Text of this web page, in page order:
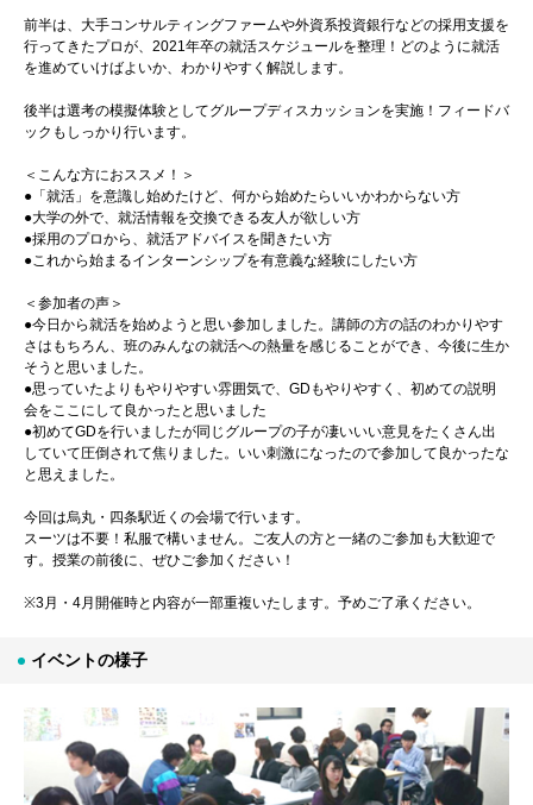
前半は、大手コンサルティングファームや外資系投資銀行などの採用支援を
行ってきたプロが、2021年卒の就活スケジュールを整理！どのように就活
を進めていけばよいか、わかりやすく解説します。
後半は選考の模擬体験としてグループディスカッションを実施！フィードバ
ックもしっかり行います。
＜こんな方におススメ！＞
●「就活」を意識し始めたけど、何から始めたらいいかわからない方
●大学の外で、就活情報を交換できる友人が欲しい方
●採用のプロから、就活アドバイスを聞きたい方
●これから始まるインターンシップを有意義な経験にしたい方
＜参加者の声＞
●今日から就活を始めようと思い参加しました。講師の方の話のわかりやす
さはもちろん、班のみんなの就活への熱量を感じることができ、今後に生か
そうと思いました。
●思っていたよりもやりやすい雰囲気で、GDもやりやすく、初めての説明
会をここにして良かったと思いました
●初めてGDを行いましたが同じグループの子が凄いいい意見をたくさん出
していて圧倒されて焦りました。いい刺激になったので参加して良かったな
と思えました。
今回は烏丸・四条駅近くの会場で行います。
スーツは不要！私服で構いません。ご友人の方と一緒のご参加も大歓迎で
す。授業の前後に、ぜひご参加ください！
※3月・4月開催時と内容が一部重複いたします。予めご了承ください。
イベントの様子